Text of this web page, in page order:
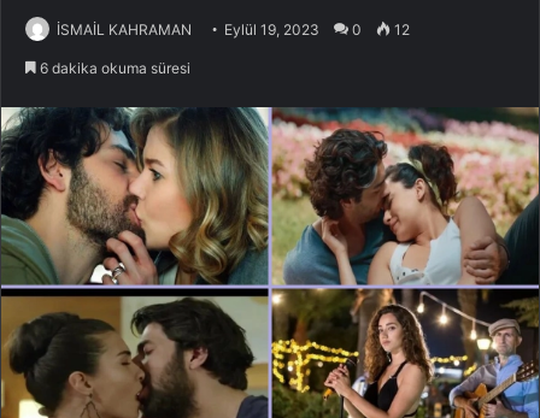
İSMAİL KAHRAMAN Eylül 19, 2023 0 12
6 dakika okuma süresi